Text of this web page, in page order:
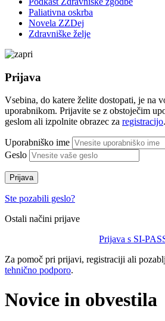
Paliativna oskrba
Novela ZZDej
Zdravniške želje
Prijava
Vsebina, do katere želite dostopati, je na
uporabnikom. Prijavite se z obstoječim
geslom ali izpolnite obrazec za registracijo.
Uporabniško ime
Geslo
Prijava
Ste pozabili geslo?
Ostali načini prijave
Prijava s SI-
Za pomoč pri prijavi, registraciji ali
tehnično podporo.
Novice in obvestila